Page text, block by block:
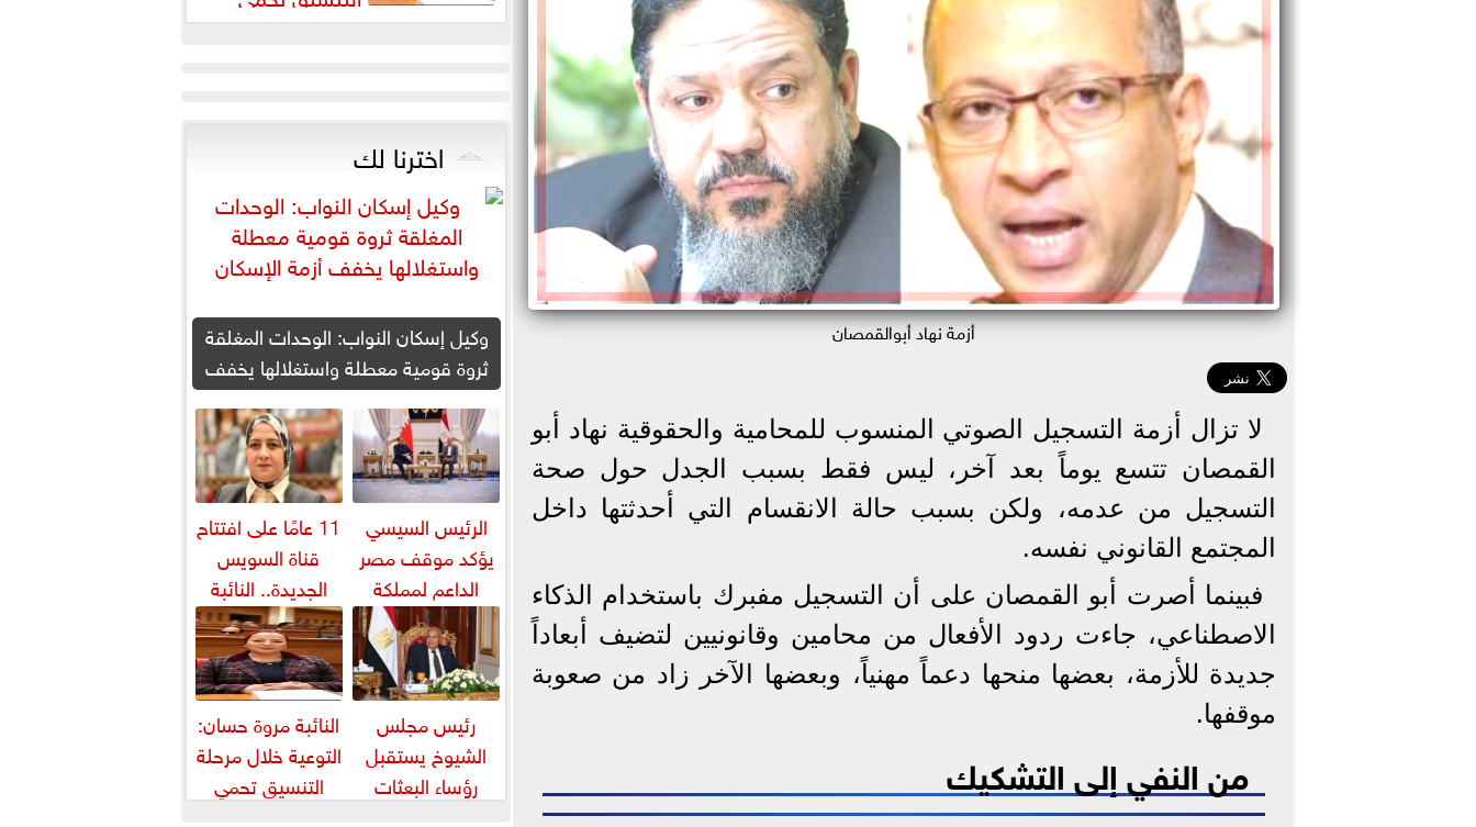
أزمة نهاد أبوالقمصان
لا تزال أزمة التسجيل الصوتي المنسوب للمحامية والحقوقية نهاد أبو
القمصان تتسع يوماً بعد آخر، ليس فقط بسبب الجدل حول صحة
التسجيل من عدمه، ولكن بسبب حالة الانقسام التي أحدثتها داخل
المجتمع القانوني نفسه.
فبينما أصرت أبو القمصان على أن التسجيل مفبرك باستخدام الذكاء
الاصطناعي، جاءت ردود الأفعال من محامين وقانونيين لتضيف أبعاداً
جديدة للأزمة، بعضها منحها دعماً مهنياً، وبعضها الآخر زاد من صعوبة
موقفها.
من النفي إلى التشكيك
الطلاب من النصب الأكاديمي
اخترنا لك
وكيل إسكان النواب: الوحدات المغلقة
ثروة قومية معطلة واستغلالها يخفف
أزمة الإسكان
الرئيس السيسي
يؤكد موقف مصر
الداعم لمملكة
البحرين لحماية أمنها
واستقرارها
11 عامًا على افتتاح
قناة السويس
الجديدة.. النائبة
مروة قنصوة: رؤية
الدولة...
رئيس مجلس
الشيوخ يستقبل
رؤساء البعثات
النائبة مروة حسان:
التوعية خلال مرحلة
التنسيق تحمي